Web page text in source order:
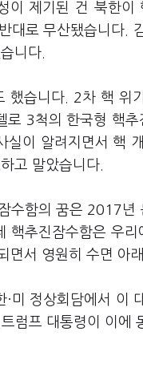
이 제기된 건 북한
대로 무산됐습니다.
니다.
했습니다. 2차 핵 위
3척의 한국형 핵
실이 알려지면서 핵
고 말았습니다.
수함의 꿈은 2017
핵추진잠수함은 우
면서 영원히 수면 아
미 정상회담에서 이
럼프 대통령이 이